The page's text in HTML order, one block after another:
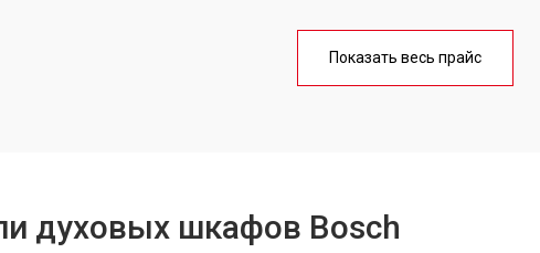
от 90 мин
Показать весь прайс
духовых шкафов Bosch